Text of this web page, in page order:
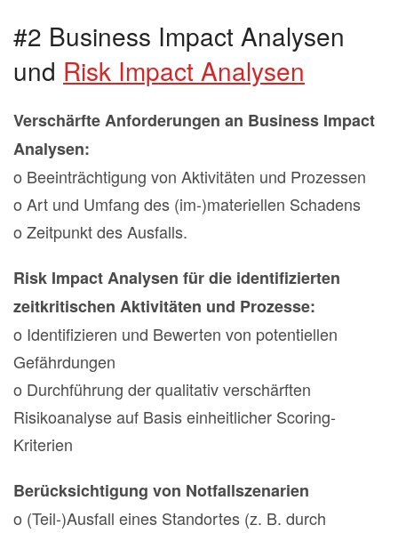
#2 Business Impact Analysen
und Risk Impact Analysen
Verschärfte Anforderungen an Business Impact
Analysen:
o Beeinträchtigung von Aktivitäten und Prozessen
o Art und Umfang des (im-)materiellen Schadens
o Zeitpunkt des Ausfalls.
Risk Impact Analysen für die identifizierten
zeitkritischen Aktivitäten und Prozesse:
o Identifizieren und Bewerten von potentiellen
Gefährdungen
o Durchführung der qualitativ verschärften
Risikoanalyse auf Basis einheitlicher Scoring-
Kriterien
Berücksichtigung von Notfallszenarien
o (Teil-)Ausfall eines Standortes (z. B. durch